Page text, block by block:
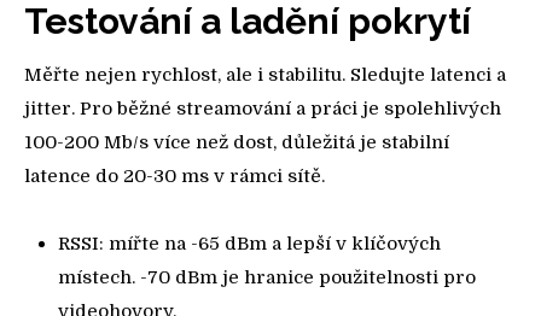
Testování a ladění pokrytí
Měřte nejen rychlost, ale i stabilitu. Sledujte latenci a
jitter. Pro běžné streamování a práci je spolehlivých
100-200 Mb/s více než dost, důležitá je stabilní
latence do 20-30 ms v rámci sítě.
RSSI: mířte na -65 dBm a lepší v klíčových
místech. -70 dBm je hranice použitelnosti pro
videohovory.